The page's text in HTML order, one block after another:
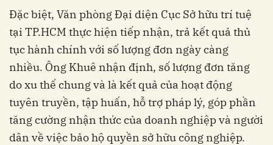
Đặc biệt, Văn phòng Đại diện Cục Sở hữu trí tuệ
tại TP.HCM thực hiện tiếp nhận, trả kết quả thủ
tục hành chính với số lượng đơn ngày càng
nhiều. Ông Khuê nhận định, số lượng đơn tăng
do xu thế chung và là kết quả của hoạt động
tuyên truyền, tập huấn, hỗ trợ pháp lý, góp phần
tăng cường nhận thức của doanh nghiệp và người
dân về việc bảo hộ quyền sở hữu công nghiệp.